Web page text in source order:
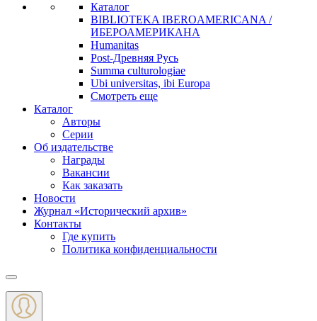
Каталог
BIBLIOTEKA IBEROAMERICANA /
ИБЕРОАМЕРИКАНА
Humanitas
Post-Древняя Русь
Summa culturologiae
Ubi universitas, ibi Europa
Смотреть еще
Каталог
Авторы
Серии
Об издательстве
Награды
Вакансии
Как заказать
Новости
Журнал «Исторический архив»‎
Контакты
Где купить
Политика конфиденциальности
Меню